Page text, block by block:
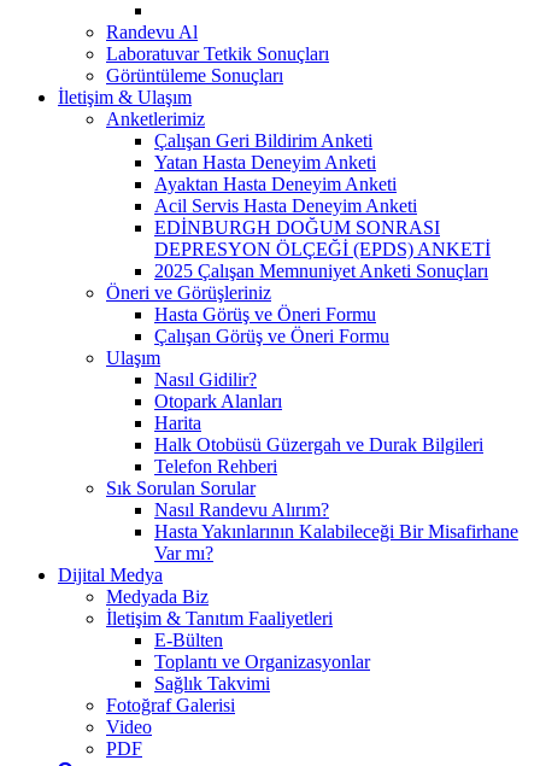
Randevu Al
Laboratuvar Tetkik Sonuçları
Görüntüleme Sonuçları
İletişim & Ulaşım
Anketlerimiz
Çalışan Geri Bildirim Anketi
Yatan Hasta Deneyim Anketi
Ayaktan Hasta Deneyim Anketi
Acil Servis Hasta Deneyim Anketi
EDİNBURGH DOĞUM SONRASI
DEPRESYON ÖLÇEĞİ (EPDS) ANKETİ
2025 Çalışan Memnuniyet Anketi Sonuçları
Öneri ve Görüşleriniz
Hasta Görüş ve Öneri Formu
Çalışan Görüş ve Öneri Formu
Ulaşım
Nasıl Gidilir?
Otopark Alanları
Harita
Halk Otobüsü Güzergah ve Durak Bilgileri
Telefon Rehberi
Sık Sorulan Sorular
Nasıl Randevu Alırım?
Hasta Yakınlarının Kalabileceği Bir Misafirhane
Var mı?
Dijital Medya
Medyada Biz
İletişim & Tanıtım Faaliyetleri
E-Bülten
Toplantı ve Organizasyonlar
Sağlık Takvimi
Fotoğraf Galerisi
Video
PDF